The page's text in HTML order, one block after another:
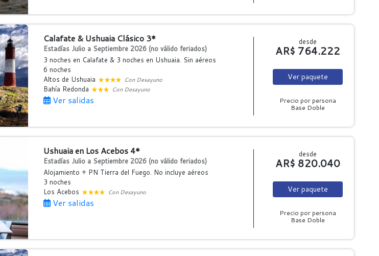
Calafate & Ushuaia Clásico 3*
Estadías Julio a Septiembre 2026 (no válido feriados)
3 noches en Calafate & 3 noches en Ushuaia. Sin aéreos
6 noches
Altos de Ushuaia
Con Desayuno
Bahía Redonda Con Desayuno
Ver salidas
desde
AR$ 764.222
Ver paquete
Precio por persona
Base Doble
Ushuaia en Los Acebos 4*
Estadías Julio a Septiembre 2026 (no válido feriados)
Alojamiento + PN Tierra del Fuego. No incluye aéreos
3 noches
Los Acebos
Con Desayuno
Ver salidas
desde
AR$ 820.040
Ver paquete
Precio por persona
Base Doble